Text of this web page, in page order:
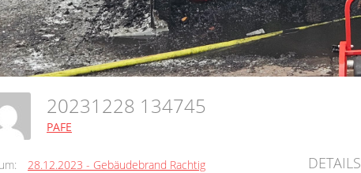
20231228 134745
PAFE
28.12.2023 - Gebäudebrand Rachtig DETAILS